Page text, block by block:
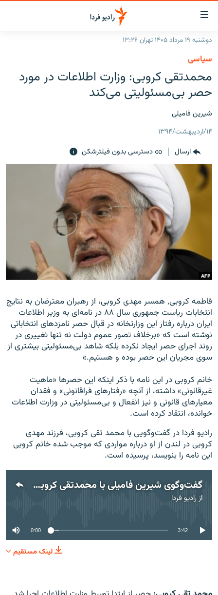
لینک‌های
قابلیت
دسترسی
بازگشت
منوی
اصلی
صفحه
فرکانس‌ها
پادکست
چندرسانه‌ای
گزارش‌های تصویری
گزارش‌های ویدئویی
زنان فردا
English
به ما بپیوندید
زبان‌های دیگر
دوشنبه ۱۹ مرداد ۱۴۰۵ تهران ۱۳:۲۶
سیاسی
محمدتقی کروبی: وزارت اطلاعات در مورد
حصر بی‌مسئولیتی می‌کند
شیرین فامیلی
۱۴/اردیبهشت/۱۳۹۴
ارسال
دسترسی بدون فیلترشکن
فاطمه کروبی٬ همسر مهدی کروبی، از رهبران معترضان به نتایج
انتخابات ریاست‌ جمهوری سال ۸۸ در نامه‌ای به وزیر اطلاعات
ایران درباره رفتار این وزارتخانه در قبال حصر نامزدهای انتخاباتی
نوشته است که «برخلاف تصور عموم دولت نه تنها تغییری در
روند اجرای حصر ایجاد نکرده بلکه شاهد بی‌مسئولیتی بیشتری از
سوی مجریان این حصر بوده و هستیم.»
خانم کروبی در این نامه با ذکر اینکه این حصرها «ماهیت
غیرقانونی» داشته، از آنچه «رفتارهای فراقانونی» و فقدان
معیارهای قانونی و نیز انفعال و بی‌مسئولیتی در وزارت اطلاعات
خوانده، انتقاد کرده است.
رادیو فردا در گفت‌وگویی با محمد تقی کروبی، فرزند مهدی
کروبی در لندن از او درباره مواردی که موجب شده خانم کروبی
این نامه را بنویسد، پرسیده است.
گفت‌وگوی شیرین فامیلی با محمدتقی کروبی درباره وضعیت مهدی کروبی در حصر
ازرادیو فردا
0:00 3:42
لینک مستقیم